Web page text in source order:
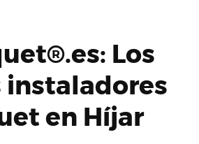
Los
instaladores
en Híjar